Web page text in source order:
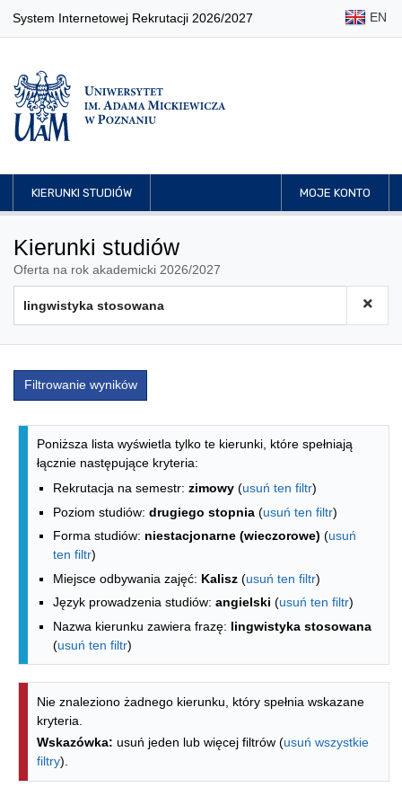
System Internetowej Rekrutacji 2026/2027 EN
KIERUNKI STUDIÓW MOJE KONTO
Kierunki studiów
Oferta na rok akademicki 2026/2027
Filtrowanie wyników
Lista kierunków - spis według
Poniższa lista wyświetla tylko te kierunki, które spełniają
łącznie następujące kryteria:
Rekrutacja na semestr: zimowy (usuń ten filtr)
Poziom studiów: drugiego stopnia (usuń ten filtr)
Forma studiów: niestacjonarne (wieczorowe) (usuń
ten filtr)
Miejsce odbywania zajęć: Kalisz (usuń ten filtr)
Język prowadzenia studiów: angielski (usuń ten filtr)
Nazwa kierunku zawiera frazę: lingwistyka stosowana
(usuń ten filtr)
Nie znaleziono żadnego kierunku, który spełnia wskazane
kryteria.
Wskazówka: usuń jeden lub więcej filtrów (usuń wszystkie
filtry).